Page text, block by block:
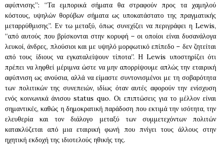
αφύπνισης”: “Τα εμπορικά σήματα θα στραφούν προς τα χαμηλού
κόστους, υψηλών θορύβων σήματα ως υποκατάστατο της πραγματικής
μεταρρύθμισης”. Εν τω μεταξύ, όπως συνεχίζει να περιγράφει η Lewis,
“από αυτούς που βρίσκονται στην κορυφή – οι οποίοι είναι δυσανάλογα
λευκοί, άνδρες, πλούσιοι και με υψηλό μορφωτικό επίπεδο – δεν ζητείται
από τους ίδιους να εγκαταλείψουν τίποτα”. Η Lewis υποστηρίζει ότι
πρέπει να ληφθεί μέριμνα ώστε να μην απορρίψουμε απλώς την εταιρική
αφύπνιση ως ανούσια, αλλά να είμαστε συντονισμένοι με τη σοβαρότητα
των πολιτικών της συνεπειών, ιδίως όταν αυτές αφορούν την ενίσχυση
ενός κοινωνικά άνισου status quo. Οι επιπτώσεις για το μέλλον είναι
σημαντικές, καθώς η δημοκρατική παράδοση που εκτιμά την ισότητα, την
ελευθερία και τον διάλογο μεταξύ των συμμετεχόντων πολιτών
κατακλύζεται από μια εταιρική φωνή που πνίγει τους άλλους στην
ηχητική εκδοχή της ιδιοτελούς ηθικής της.